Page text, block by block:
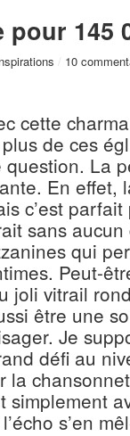
145
/ 10
cette
de ces
La
En effet,
c’est
sans
qui
Peut-
joli vitrail
être une
Je
défi au
la
simplement
s’en